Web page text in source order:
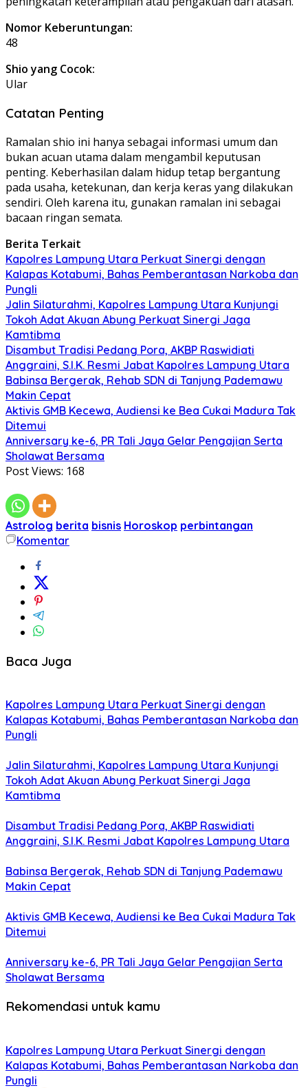
Nomor Keberuntungan:
48
Shio yang Cocok:
Ular
Catatan Penting
Ramalan shio ini hanya sebagai informasi umum dan
bukan acuan utama dalam mengambil keputusan
penting. Keberhasilan dalam hidup tetap bergantung
pada usaha, ketekunan, dan kerja keras yang dilakukan
sendiri. Oleh karena itu, gunakan ramalan ini sebagai
bacaan ringan semata.
Berita Terkait
Kapolres Lampung Utara Perkuat Sinergi dengan
Kalapas Kotabumi, Bahas Pemberantasan Narkoba dan
Pungli
Jalin Silaturahmi, Kapolres Lampung Utara Kunjungi
Tokoh Adat Akuan Abung Perkuat Sinergi Jaga
Kamtibma
Disambut Tradisi Pedang Pora, AKBP Raswidiati
Anggraini, S.I.K. Resmi Jabat Kapolres Lampung Utara
Babinsa Bergerak, Rehab SDN di Tanjung Pademawu
Makin Cepat
Aktivis GMB Kecewa, Audiensi ke Bea Cukai Madura Tak
Ditemui
Anniversary ke-6, PR Tali Jaya Gelar Pengajian Serta
Sholawat Bersama
Post Views: 168
Astrolog berita bisnis Horoskop perbintangan
Komentar
Baca Juga
Kapolres Lampung Utara Perkuat Sinergi dengan
Kalapas Kotabumi, Bahas Pemberantasan Narkoba dan
Pungli
Jalin Silaturahmi, Kapolres Lampung Utara Kunjungi
Tokoh Adat Akuan Abung Perkuat Sinergi Jaga
Kamtibma
Disambut Tradisi Pedang Pora, AKBP Raswidiati
Anggraini, S.I.K. Resmi Jabat Kapolres Lampung Utara
Babinsa Bergerak, Rehab SDN di Tanjung Pademawu
Makin Cepat
Aktivis GMB Kecewa, Audiensi ke Bea Cukai Madura Tak
Ditemui
Anniversary ke-6, PR Tali Jaya Gelar Pengajian Serta
Sholawat Bersama
Rekomendasi untuk kamu
Kapolres Lampung Utara Perkuat Sinergi dengan
Kalapas Kotabumi, Bahas Pemberantasan Narkoba dan
Pungli